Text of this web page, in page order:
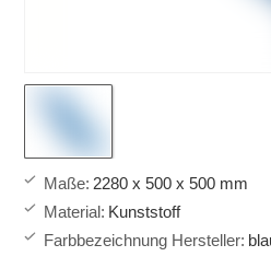
Maße: 2280 x 500 x 500 mm
Material: Kunststoff
Farbbezeichnung Hersteller: